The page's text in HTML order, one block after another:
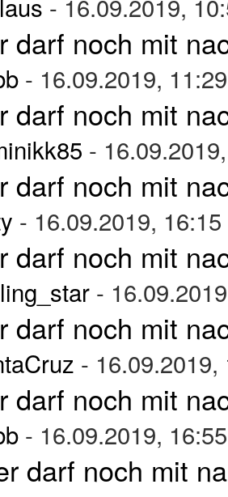
darf noch mit
- 16.09.2019, 11:29
darf noch mit
-
darf noch mit
- 16.09.2019, 16:15
darf noch mit
-
darf noch mit
- 16.09.2019,
darf noch mit
- 16.09.2019, 16:55
darf noch mit